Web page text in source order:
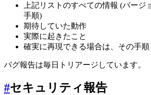
上記リストのすべての情報 (バージ
手順)
期待していた動作
実際に起きたこと
確実に再現できる場合は、その手順
バグ報告は毎日トリアージしています。
#セキュリティ報告